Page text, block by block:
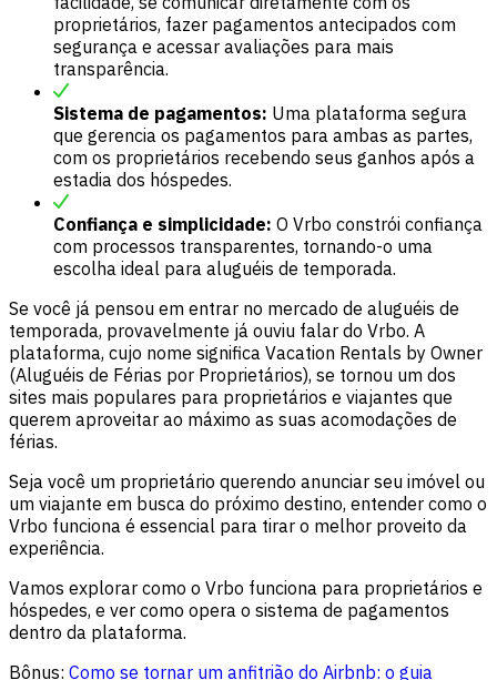
proprietários, fazer pagamentos antecipados com
segurança e acessar avaliações para mais
transparência.
Sistema de pagamentos: Uma plataforma segura
que gerencia os pagamentos para ambas as partes,
com os proprietários recebendo seus ganhos após a
estadia dos hóspedes.
Confiança e simplicidade: O Vrbo constrói confiança
com processos transparentes, tornando-o uma
escolha ideal para aluguéis de temporada.
Se você já pensou em entrar no mercado de aluguéis de
temporada, provavelmente já ouviu falar do Vrbo. A
plataforma, cujo nome significa Vacation Rentals by Owner
(Aluguéis de Férias por Proprietários), se tornou um dos
sites mais populares para proprietários e viajantes que
querem aproveitar ao máximo as suas acomodações de
férias.
Seja você um proprietário querendo anunciar seu imóvel ou
um viajante em busca do próximo destino, entender como o
Vrbo funciona é essencial para tirar o melhor proveito da
experiência.
Vamos explorar como o Vrbo funciona para proprietários e
hóspedes, e ver como opera o sistema de pagamentos
dentro da plataforma.
Bônus: Como se tornar um anfitrião do Airbnb: o guia